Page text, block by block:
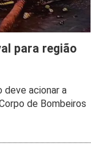
para região
deve acionar a
de Bombeiros